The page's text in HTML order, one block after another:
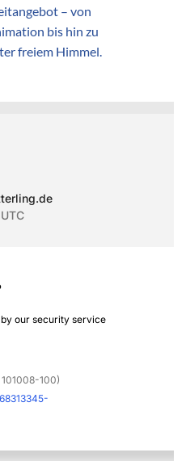
– von
bis hin zu
freiem Himmel.